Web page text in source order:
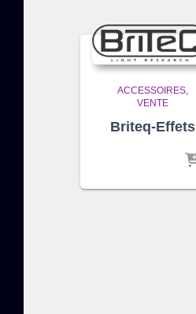
ACCESSOIRES
VENTE
Briteq-Effets